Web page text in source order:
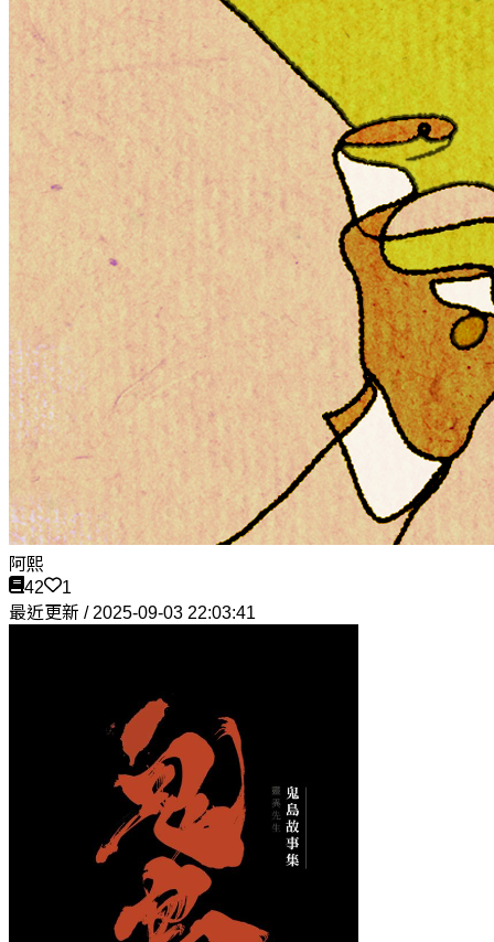
阿熙
42
1
最近更新 / 2025-09-03 22:03:41